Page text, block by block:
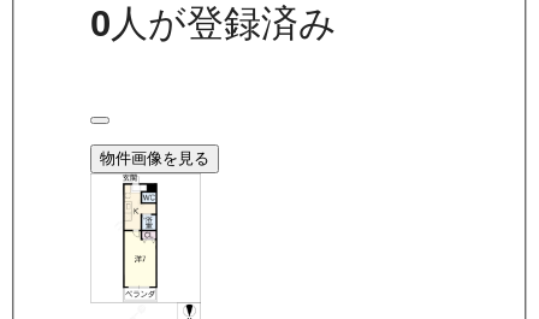
0 人が登録済み
物件画像を見る